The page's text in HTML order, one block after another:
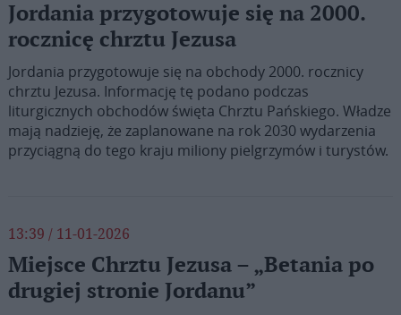
Jordania przygotowuje się na 2000.
rocznicę chrztu Jezusa
Jordania przygotowuje się na obchody 2000. rocznicy
chrztu Jezusa. Informację tę podano podczas
liturgicznych obchodów święta Chrztu Pańskiego. Władze
mają nadzieję, że zaplanowane na rok 2030 wydarzenia
przyciągną do tego kraju miliony pielgrzymów i turystów.
13:39 / 11-01-2026
Miejsce Chrztu Jezusa – „Betania po
drugiej stronie Jordanu”